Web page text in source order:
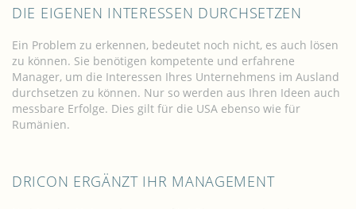
DIE EIGENEN INTERESSEN DURCHSETZEN
Ein Problem zu erkennen, bedeutet noch nicht, es auch lösen
zu können. Sie benötigen kompetente und erfahrene
Manager, um die Interessen Ihres Unternehmens im Ausland
durchsetzen zu können. Nur so werden aus Ihren Ideen auch
messbare Erfolge. Dies gilt für die USA ebenso wie für
Rumänien.
DRICON ERGÄNZT IHR MANAGEMENT